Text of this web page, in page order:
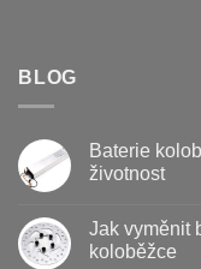
BLOG
Baterie
životnost
textu
s
Jak vyměnit
koloběžce